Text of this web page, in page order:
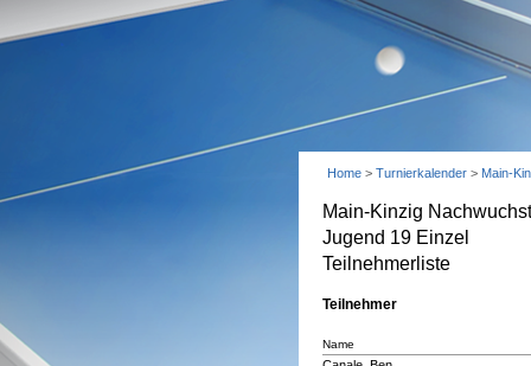
Home > Turnierkalender > Main-
Main-Kinzig
Jugend 19 Einzel
Teilnehmerliste
Teilnehmer
Name